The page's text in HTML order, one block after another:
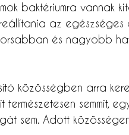
baktériumra vannak
az
és nagyobb
közösségben arra
természetesen semmit,
sem. Adott